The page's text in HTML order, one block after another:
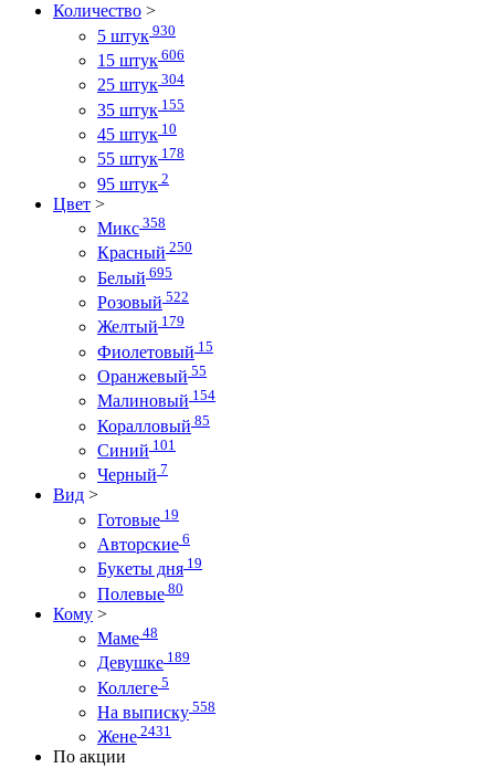
Количество >
5 штук 930
15 штук 606
25 штук 304
35 штук 155
45 штук 10
55 штук 178
95 штук 2
Цвет >
Микс 358
Красный 250
Белый 695
Розовый 522
Желтый 179
Фиолетовый 15
Оранжевый 55
Малиновый 154
Коралловый 85
Синий 101
Черный 7
Вид >
Готовые 19
Авторские 6
Букеты дня 19
Полевые 80
Кому >
Маме 48
Девушке 189
Коллеге 5
На выписку 558
Жене 2431
По акции